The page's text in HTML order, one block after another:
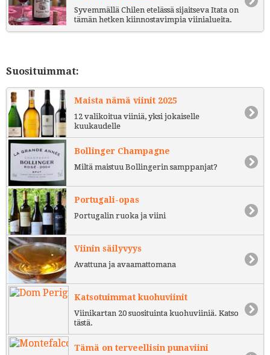
Syvemmällä Chilen etelässä sijaitseva Itata on
tämän hetken kiinnostavimpia viinialueita.
Suosituimmat:
Maista nämä viinit 2025
12 valikoitua viiniä, yksi jokaiselle
kuukaudelle
Bollinger Champagne
Miltä maistuu Bollingerin samppanjat?
Portugali-opas
Portugalin ruoka ja viini
Viinin säilyvyys
Avattuna ja avaamattomana
Katsotuimmat kuohuviinit
Viinikartan 20 suosituinta kuohuviiniä. Katso
tästä.
Tämä on terveellisin punaviini